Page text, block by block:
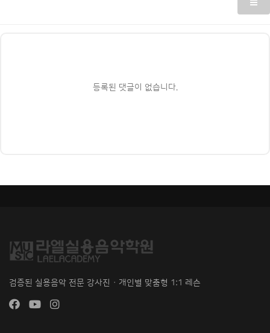
등록된 댓글이 없습니다.
검증된 실용음악 전문 강사진 · 개인별 맞춤형 1:1 레슨